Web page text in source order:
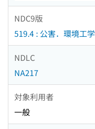
NDC9版
519.4 : 公害．環境工学
NDLC
NA217
対象利用者
一般